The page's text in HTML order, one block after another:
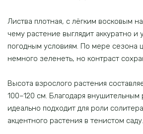
Листва плотная, с лёгким восковым
чему растение выглядит аккуратно и
погодным условиям. По мере сезона
немного зеленеть, но контраст
Высота взрослого растения
100–120 см. Благодаря внушительным
идеально подходит для роли
акцентного растения в тенистом саду.